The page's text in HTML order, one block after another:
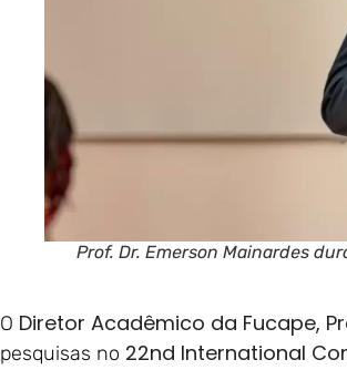
Prof. Dr. Emerson Mainardes
O Diretor Acadêmico da Fucape,
pesquisas no 22nd International